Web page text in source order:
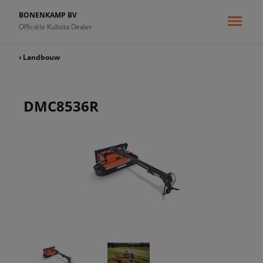
BONENKAMP BV
Officiële Kubota Dealer
‹ Landbouw
DMC8536R